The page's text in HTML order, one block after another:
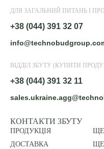
ДЛЯ ЗАГАЛЬНИЙ ПИТАНЬ І
+38 (044) 391 32 07
ВІДДІЛ ЗБУТУ (КУПИТИ
+38 (044) 391 32 11
КОНТАКТИ ЗБУТУ
ПРОДУКЦІЯ
ДОСТАВКА